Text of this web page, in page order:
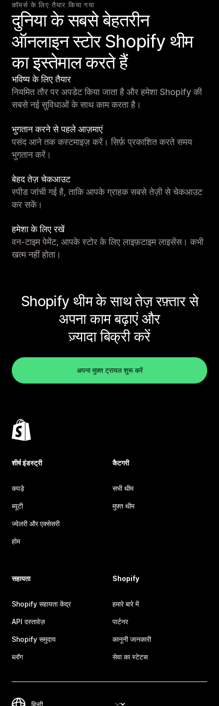
कॉमर्स के लिए तैयार किया गया
दुनिया के सबसे बेहतरीन
ऑनलाइन स्टोर Shopify थीम
का इस्तेमाल करते हैं
भविष्य के लिए तैयार
नियमित तौर पर अपडेट किया जाता है और हमेशा Shopify की
सबसे नई सुविधाओं के साथ काम करता है।
भुगतान करने से पहले आज़माएं
पसंद आने तक कस्टमाइज़ करें। सिर्फ़ प्रकाशित करते समय
भुगतान करें।
बेहद तेज़ चेकआउट
स्पीड जांची गई है, ताकि आपके ग्राहक सबसे तेज़ी से चेकआउट
कर सकें।
हमेशा के लिए रखें
वन-टाइम पेमेंट, आपके स्टोर के लिए लाइफ़टाइम लाइसेंस। कभी
खत्म नहीं होता।
Shopify थीम के साथ तेज़ रफ़्तार से
अपना काम बढ़ाएं और
ज़्यादा बिक्री करें
अपना मुफ़्त ट्रायल शुरू करें
शीर्ष इंडस्ट्री
कपड़े
ब्यूटी
ज्वेलरी और एक्सेसरी
होम
कैटगरी
सभी थीम
मुफ़्त थीम
सहायता
Shopify सहायता केंद्र
API दस्तावेज़
Shopify समुदाय
ब्लॉग
Shopify
हमारे बारे में
पार्टनर
कानूनी जानकारी
सेवा का स्टेटस